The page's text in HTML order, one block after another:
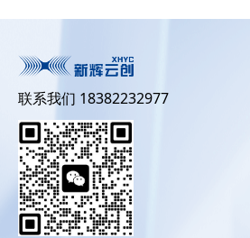
联系我们 18382232977